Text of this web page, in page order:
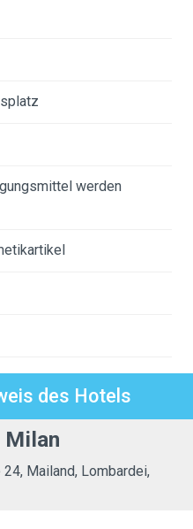
werden
des Hotels
Milan
Mailand, Lombardei,